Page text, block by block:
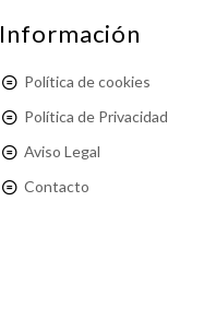
Información
Política de cookies
Política de Privacidad
Aviso Legal
Contacto